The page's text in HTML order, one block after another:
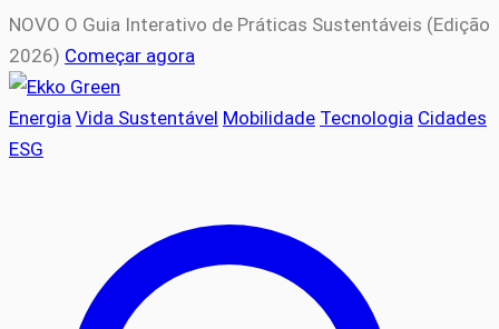
NOVO O Guia Interativo de Práticas Sustentáveis (Edição
2026) Começar agora
Energia Vida Sustentável Mobilidade Tecnologia Cidades
ESG